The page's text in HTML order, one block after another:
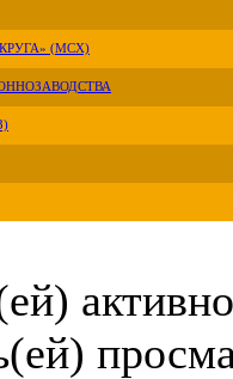
(МСХ)
активно